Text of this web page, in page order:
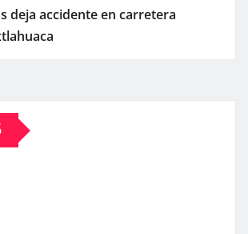
deja accidente en carretera